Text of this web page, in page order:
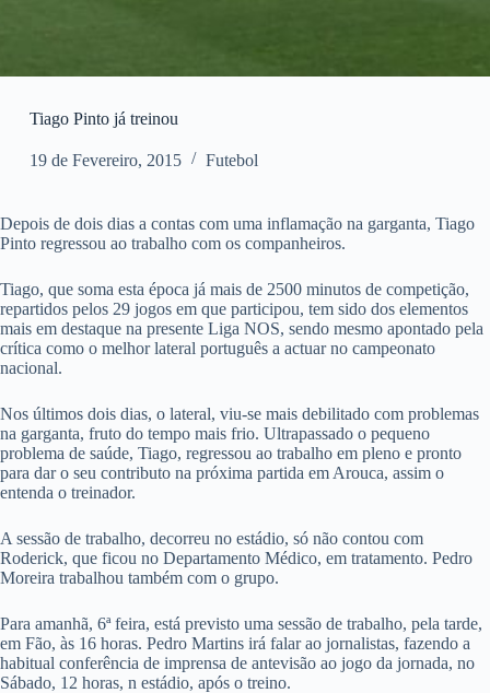
Tiago Pinto já treinou
19 de Fevereiro, 2015 Futebol
Depois de dois dias a contas com uma inflamação na garganta, Tiago
Pinto regressou ao trabalho com os companheiros.
Tiago, que soma esta época já mais de 2500 minutos de competição,
repartidos pelos 29 jogos em que participou, tem sido dos elementos
mais em destaque na presente Liga NOS, sendo mesmo apontado pela
crítica como o melhor lateral português a actuar no campeonato
nacional.
Nos últimos dois dias, o lateral, viu-se mais debilitado com problemas
na garganta, fruto do tempo mais frio. Ultrapassado o pequeno
problema de saúde, Tiago, regressou ao trabalho em pleno e pronto
para dar o seu contributo na próxima partida em Arouca, assim o
entenda o treinador.
A sessão de trabalho, decorreu no estádio, só não contou com
Roderick, que ficou no Departamento Médico, em tratamento. Pedro
Moreira trabalhou também com o grupo.
Para amanhã, 6ª feira, está previsto uma sessão de trabalho, pela tarde,
em Fão, às 16 horas. Pedro Martins irá falar ao jornalistas, fazendo a
habitual conferência de imprensa de antevisão ao jogo da jornada, no
Sábado, 12 horas, n estádio, após o treino.